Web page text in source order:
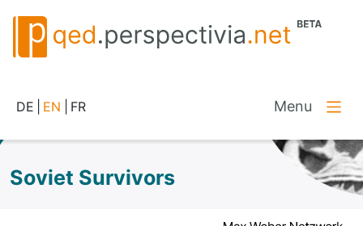
DE EN FR Menu
Soviet Survivors